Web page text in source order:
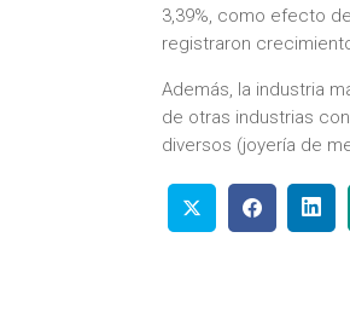
3,39%, como efecto
registraron
Además, la industria
de otras industrias
diversos (joyería de